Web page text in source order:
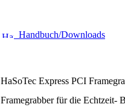
Handbuch/Downloads
HaSoTec Express PCI
Framegrabber für die Echtzeit-